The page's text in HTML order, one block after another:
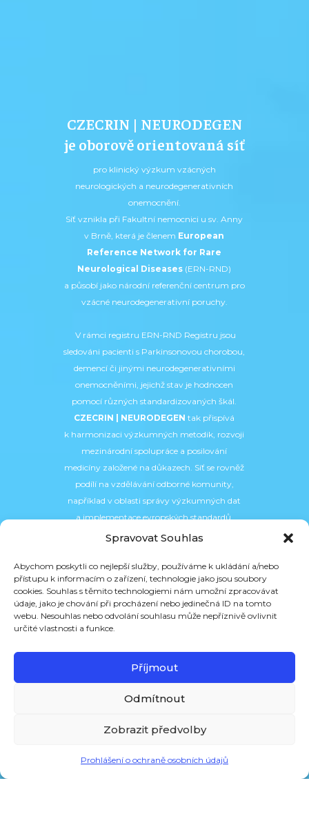
Spravovat Souhlas
Abychom poskytli co nejlepší služby, používáme k ukládání a/nebo
přístupu k informacím o zařízení, technologie jako jsou soubory
cookies. Souhlas s těmito technologiemi nám umožní zpracovávat
údaje, jako je chování při procházení nebo jedinečná ID na tomto
webu. Nesouhlas nebo odvolání souhlasu může nepříznivě ovlivnit
určité vlastnosti a funkce.
Příjmout
Odmítnout
Zobrazit předvolby
Prohlášení o ochraně osobních údajů
CZECRIN | NEURODEGEN
je oborově orientovaná síť
pro klinický výzkum vzácných
neurologických a neurodegenerativních
onemocnění.
Síť vznikla při Fakultní nemocnici u sv. Anny
v Brně, která je členem European
Reference Network for Rare
Neurological Diseases (ERN-RND)
a působí jako národní referenční centrum pro
vzácné neurodegenerativní poruchy.
V rámci registru ERN-RND Registru jsou
sledováni pacienti s Parkinsonovou chorobou,
demencí či jinými neurodegenerativními
onemocněními, jejichž stav je hodnocen
pomocí různých standardizovaných škál.
CZECRIN | NEURODEGENtak přispívá
k harmonizaci výzkumných metodik, rozvoji
mezinárodní spolupráce a posilování
medicíny založené na důkazech. Síť se rovněž
podílí na vzdělávání odborné komunity,
například v oblasti správy výzkumných dat
a implementace evropských standardů.